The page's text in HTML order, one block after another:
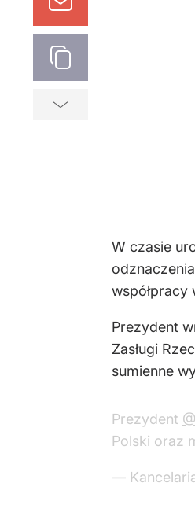
W czasie
współpracy
Prezydent
Zasługi
sumienne
Prezydent
Polski oraz
—